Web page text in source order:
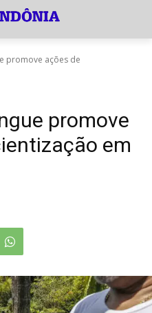
promove ações de
promove
em